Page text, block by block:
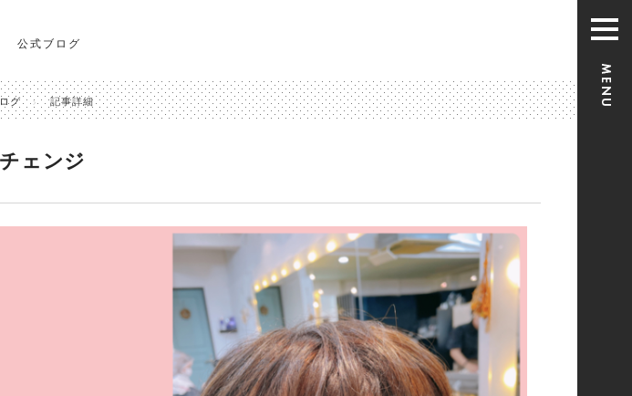
公式ブログ
グ 記事詳細
ェンジ